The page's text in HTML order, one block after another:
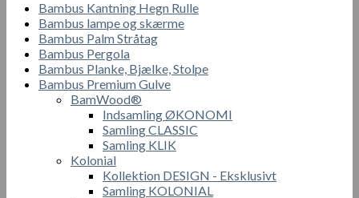
Bambus Kantning Hegn Rulle
Bambus lampe og skærme
Bambus Palm Stråtag
Bambus Pergola
Bambus Planke, Bjælke, Stolpe
Bambus Premium Gulve
BamWood®
Indsamling ØKONOMI
Samling CLASSIC
Samling KLIK
Kolonial
Kollektion DESIGN - Eksklusivt
Samling KOLONIAL